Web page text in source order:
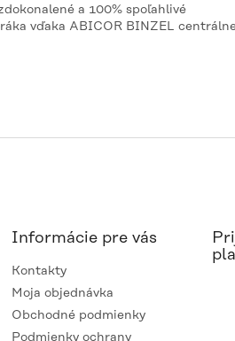
a 100% spoľahlivé
vďaka ABICOR BINZEL
Informácie pre vás
Kontakty
Moja objednávka
Obchodné podmienky
Podmienky ochrany